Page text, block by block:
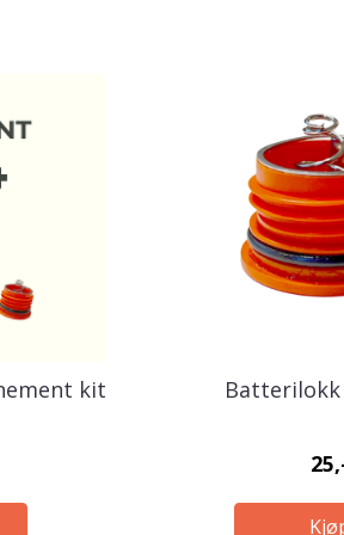
kit